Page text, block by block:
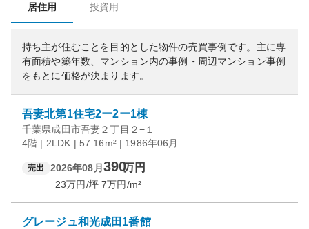
居住用 投資用
持ち主が住むことを目的とした物件の売買事例です。 主に専
有面積や築年数、マンション内の事例・周辺マンション事例
をもとに価格が決まります。
吾妻北第1住宅2ー2ー1棟
千葉県成田市吾妻２丁目２−１
4階 | 2LDK | 57.16m² | 1986年06月
売出 2026年08月 390万円
23万円/坪 7万円/m²
グレージュ和光成田1番館